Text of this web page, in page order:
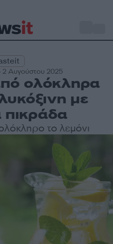
2 Αυγούστου 2025
ολόκληρα
με
το λεμόνι